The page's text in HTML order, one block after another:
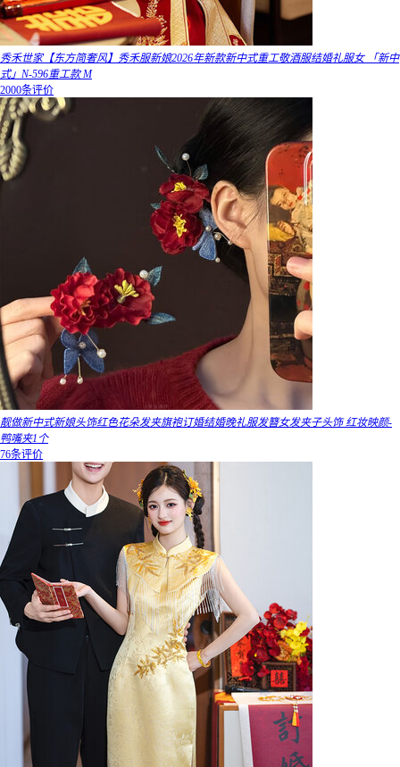
秀禾世家【东方简奢风】秀禾服新娘2026年新款新中式重工敬酒服结婚礼服女 「新中
式」N-596重工款 M
2000条评价
靓做新中式新娘头饰红色花朵发夹旗袍订婚结婚晚礼服发簪女发夹子头饰 红妆映颜-
鸭嘴夹1个
76条评价